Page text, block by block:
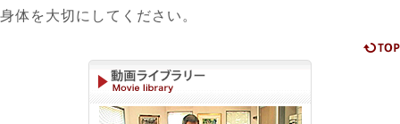
身体を大切にしてください。